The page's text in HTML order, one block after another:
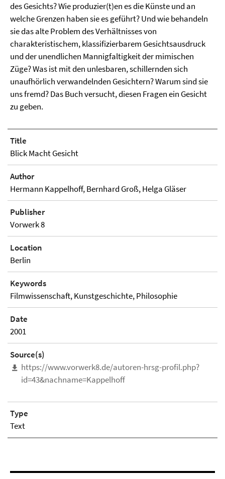
des Gesichts? Wie produzier(t)en es die Künste und an
welche Grenzen haben sie es geführt? Und wie behandeln
sie das alte Problem des Verhältnisses von
charakteristischem, klassifizierbarem Gesichtsausdruck
und der unendlichen Mannigfaltigkeit der mimischen
Züge? Was ist mit den unlesbaren, schillernden sich
unaufhörlich verwandelnden Gesichtern? Warum sind sie
uns fremd? Das Buch versucht, diesen Fragen ein Gesicht
zu geben.
Title
Blick Macht Gesicht
Author
Hermann Kappelhoff, Bernhard Groß, Helga Gläser
Publisher
Vorwerk 8
Location
Berlin
Keywords
Filmwissenschaft, Kunstgeschichte, Philosophie
Date
2001
Source(s)
https://www.vorwerk8.de/autoren-hrsg-profil.php?
id=43&nachname=Kappelhoff
Type
Text